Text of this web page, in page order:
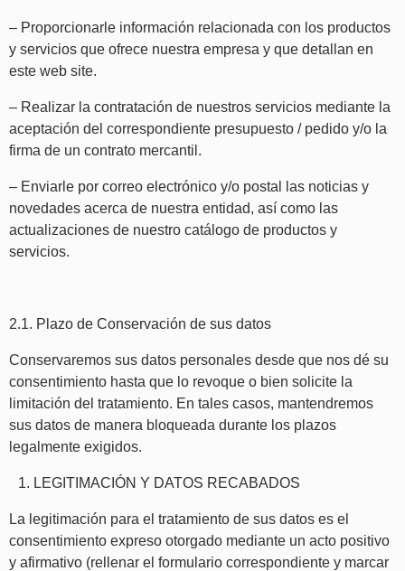
– Proporcionarle información relacionada con los productos
y servicios que ofrece nuestra empresa y que detallan en
este web site.
– Realizar la contratación de nuestros servicios mediante la
aceptación del correspondiente presupuesto / pedido y/o la
firma de un contrato mercantil.
– Enviarle por correo electrónico y/o postal las noticias y
novedades acerca de nuestra entidad, así como las
actualizaciones de nuestro catálogo de productos y
servicios.
2.1. Plazo de Conservación de sus datos
Conservaremos sus datos personales desde que nos dé su
consentimiento hasta que lo revoque o bien solicite la
limitación del tratamiento. En tales casos, mantendremos
sus datos de manera bloqueada durante los plazos
legalmente exigidos.
LEGITIMACIÓN Y DATOS RECABADOS
La legitimación para el tratamiento de sus datos es el
consentimiento expreso otorgado mediante un acto positivo
y afirmativo (rellenar el formulario correspondiente y marcar